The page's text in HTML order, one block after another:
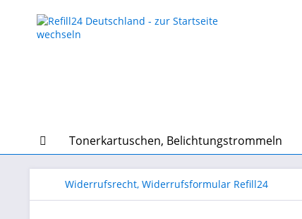
Tonerkartuschen, Belichtungstrommeln
Widerrufsrecht, Widerrufsformular Refill24